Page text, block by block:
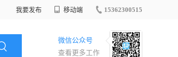
我要发布 移动端 15362300515
微信公众号
查看更多工作